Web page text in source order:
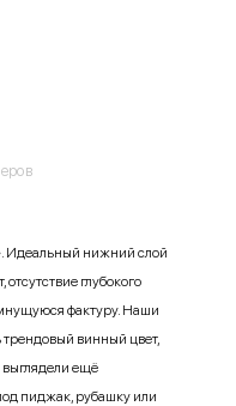
Идеальный нижний слой
глубокого
фактуру. Наши
трендовый винный цвет,
ещё
пиджак, рубашку или